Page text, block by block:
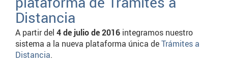
Distancia
A partir del 4 de julio de 2016 integramos nuestro
sistema a la nueva plataforma única deTrámites a
Distancia.